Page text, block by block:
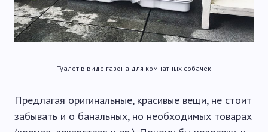
Туалет в виде газона для комнатных собачек
Предлагая оригинальные, красивые вещи, не стоит
забывать и о банальных, но необходимых товарах